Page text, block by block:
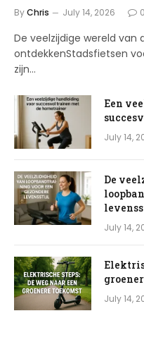
ByChris July 14, 2026 0
De veelzijdige wereld van
ontdekkenStadsfietsen
zijn…
Een
July 14,
De
July 14,
July 14,